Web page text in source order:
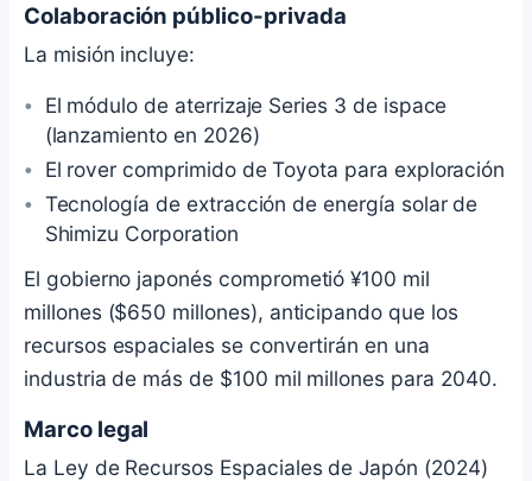
Colaboración público-privada
La misión incluye:
El módulo de aterrizaje Series 3 de ispace
(lanzamiento en 2026)
El rover comprimido de Toyota para exploración
Tecnología de extracción de energía solar de
Shimizu Corporation
El gobierno japonés comprometió ¥100 mil
millones ($650 millones), anticipando que los
recursos espaciales se convertirán en una
industria de más de $100 mil millones para 2040.
Marco legal
La Ley de Recursos Espaciales de Japón (2024)